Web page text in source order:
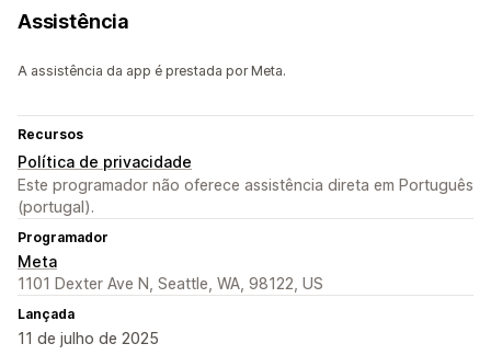
Assistência
A assistência da app é prestada por Meta.
Recursos
Política de privacidade
Este programador não oferece assistência direta em Português
(portugal).
Programador
Meta
1101 Dexter Ave N, Seattle, WA, 98122, US
Lançada
11 de julho de 2025